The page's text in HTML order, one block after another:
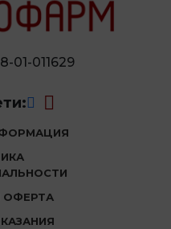
011629
ОФЕРТА